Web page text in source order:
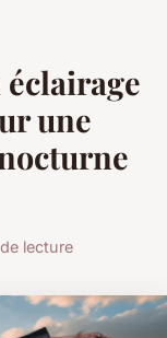
une
lecture